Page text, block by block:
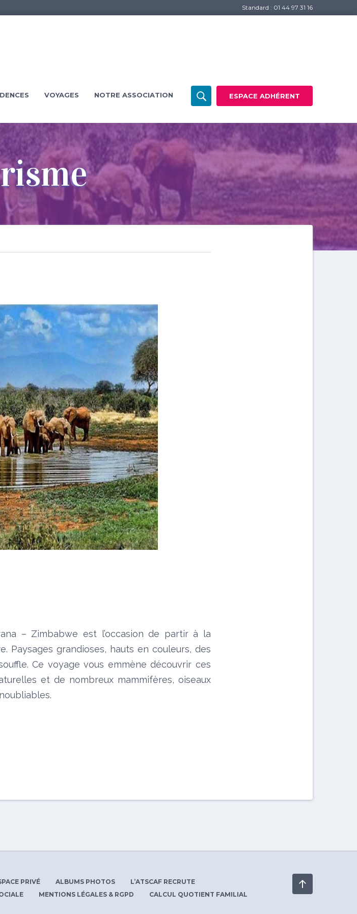
Standard : 01 44 97 31 16
VOYAGES NOTRE ASSOCIATION ESPACE ADHÉRENT
– Zimbabwe est l’occasion de partir à la
Paysages grandioses, hauts en couleurs, des
Ce voyage vous emmène découvrir ces
et de nombreux mammifères, oiseaux
PRIVÉ ALBUMS PHOTOS
L’ATSCAF RECRUTE
MENTIONS LÉGALES & RGPD CALCUL QUOTIENT FAMILIAL